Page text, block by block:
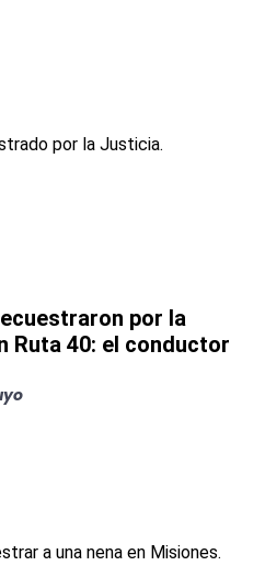
por la
Ruta 40: el conductor